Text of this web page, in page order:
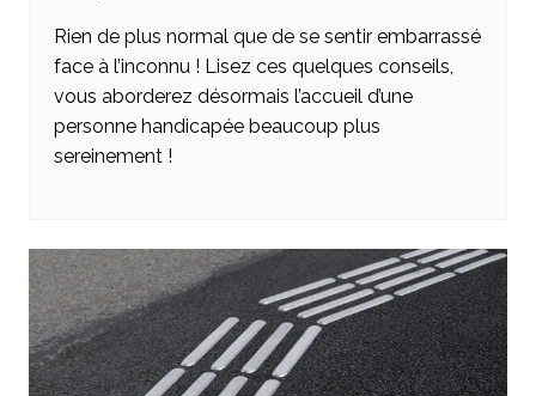
Rien de plus normal que de se sentir embarrassé
face à l’inconnu ! Lisez ces quelques conseils,
vous aborderez désormais l’accueil d’une
personne handicapée beaucoup plus
sereinement !